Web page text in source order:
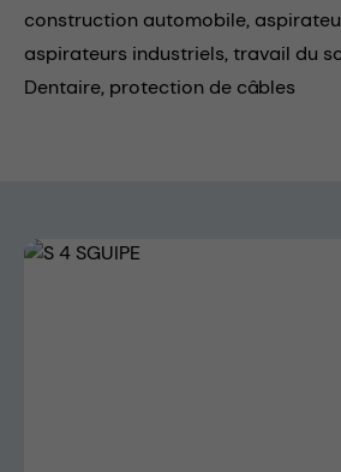
construction automobile,
aspirateurs industriels,travail du
Dentaire, protection de câbles
Skip image gallery